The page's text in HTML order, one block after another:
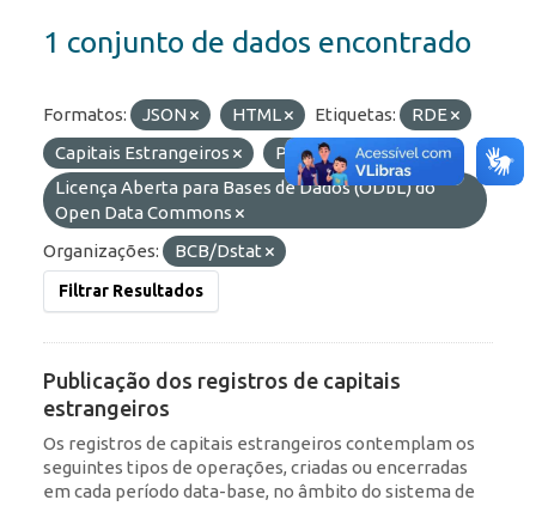
1 conjunto de dados encontrado
Formatos: JSON HTML Etiquetas:
RDE
Capitais Estrangeiros
Portfólio
Licenças:
Licença Aberta para Bases de Dados (ODbL) do
Open Data Commons
Organizações:
BCB/Dstat
Filtrar Resultados
Publicação dos registros de capitais
estrangeiros
Os registros de capitais estrangeiros contemplam os
seguintes tipos de operações, criadas ou encerradas
em cada período data-base, no âmbito do sistema de